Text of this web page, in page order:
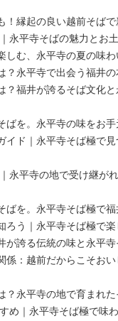
！縁起の良い越前そばで
永平寺そばの魅力とお
しむ、永平寺の夏の味わ
？永平寺で出会う福井
？福井が誇るそば文化
ばを。永平寺の味をお
イド｜永平寺そば極で
永平寺の地で受け継が
ばを。永平寺そば極で
ろう｜永平寺そば極で
が誇る伝統の味と永平
係：越前だからこそお
？永平寺の地で育まれ
め｜永平寺そば極で味